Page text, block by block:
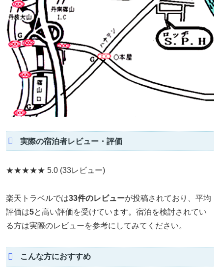
実際の宿泊者レビュー・評価
★★★★★ 5.0 (33レビュー)
楽天トラベルでは33件のレビューが投稿されており、平均
評価は5と高い評価を受けています。宿泊を検討されてい
る方は実際のレビューを参考にしてみてください。
こんな方におすすめ